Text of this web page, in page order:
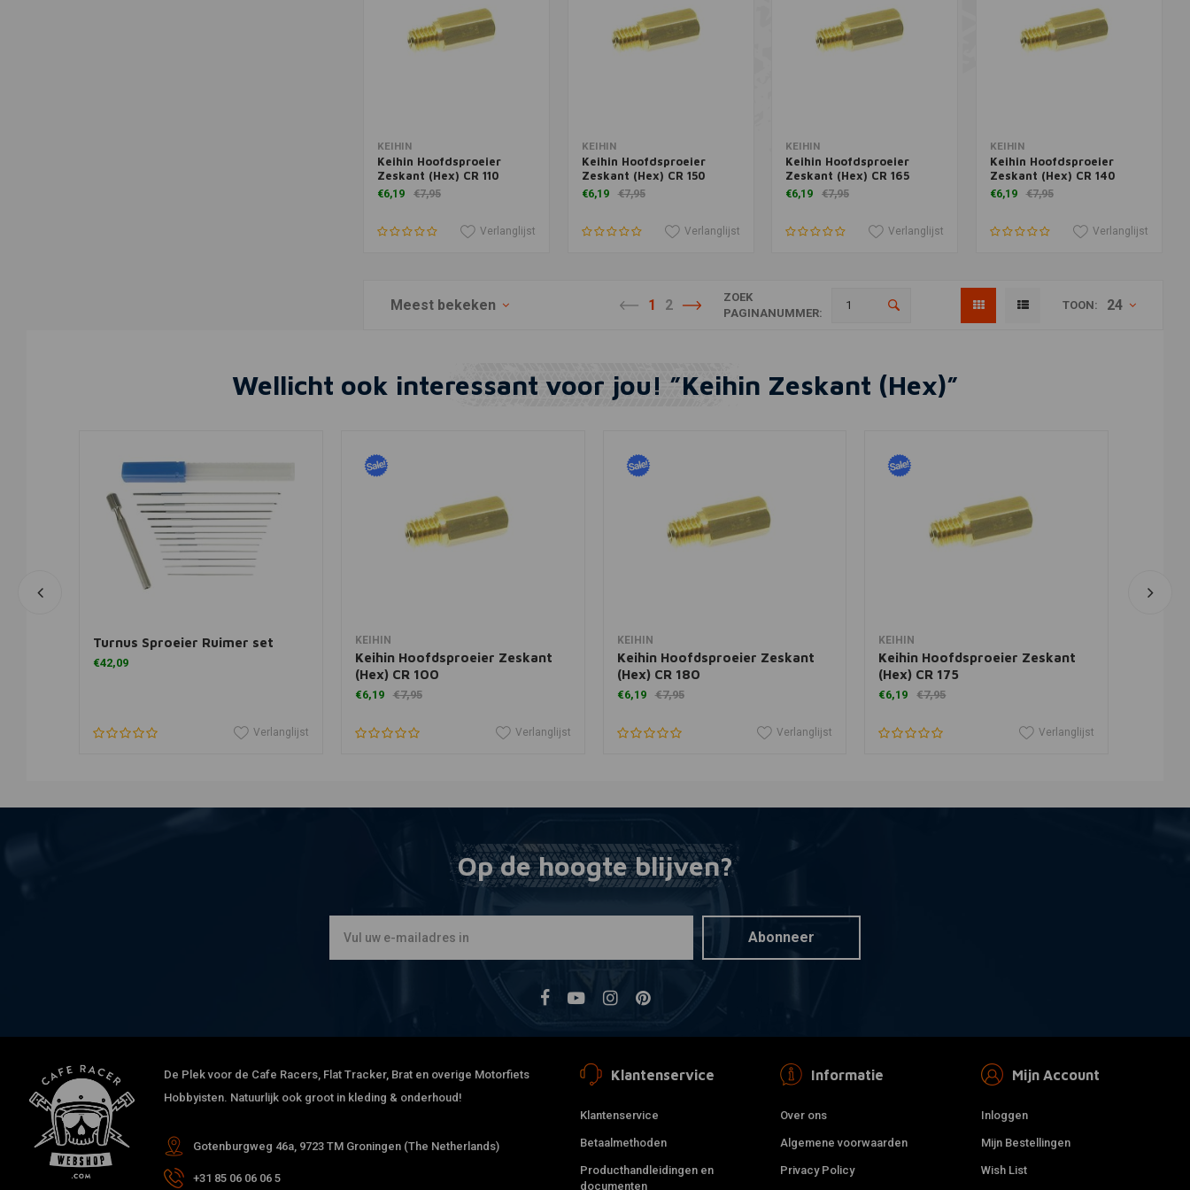
Toevoegen aan winkelwagen
KEIHIN
Keihin Hoofdsproeier
Zeskant (Hex) CR 110
€6,19 €7,95
Verlanglijst
Toevoegen aan winkelwagen
KEIHIN
Keihin Hoofdsproeier
Zeskant (Hex) CR 150
€6,19 €7,95
Verlanglijst
Toevoegen aan winkelwagen
KEIHIN
Keihin Hoofdsproeier
Zeskant (Hex) CR 165
€6,19 €7,95
Verlanglijst
Toevoegen aan winkelwagen
KEIHIN
Keihin Hoofdsproeier
Zeskant (Hex) CR 140
€6,19 €7,95
Verlanglijst
Meest bekeken 1 2
ZOEK
PAGINANUMMER:
TOON: 24
Wellicht ook interessant voor jou! ”Keihin Zeskant (Hex)”
In winkelwagen
Turnus Sproeier Ruimer set
€42,09
Verlanglijst
KEIHIN
Keihin Hoofdsproeier Zeskant
(Hex) CR 100
€6,19 €7,95
Verlanglijst
KEIHIN
Keihin Hoofdsproeier Zeskant
(Hex) CR 180
€6,19 €7,95
Verlanglijst
KEIHIN
Keihin Hoofdsproeier Zeskant
(Hex) CR 175
€6,19 €7,95
Verlanglijst
Op de hoogte blijven?
Abonneer
De Plek voor de Cafe Racers, Flat Tracker, Brat en overige Motorfiets
Hobbyisten. Natuurlijk ook groot in kleding & onderhoud!
Gotenburgweg 46a, 9723 TM Groningen (The Netherlands)
+31 85 06 06 06 5
Klantenservice
Klantenservice
Betaalmethoden
Producthandleidingen en
documenten
Informatie
Over ons
Algemene voorwaarden
Privacy Policy
Mijn Account
Inloggen
Mijn Bestellingen
Wish List